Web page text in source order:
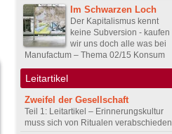
Im Schwarzen Loch
Der Kapitalismus kennt
keine Subversion - kaufen
wir uns doch alle was bei
Manufactum – Thema 02/15 Konsum
Leitartikel
Zweifel der Gesellschaft
Teil 1: Leitartikel – Erinnerungskultur
muss sich von Ritualen verabschieden